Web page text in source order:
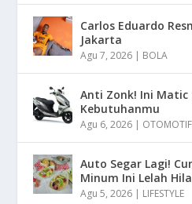
Carlos Eduardo
Jakarta
Agu 7, 2026 | BOLA
Anti Zonk! Ini Matic
Kebutuhanmu
Agu 6, 2026 | OTOMOTIF
Auto Segar Lagi!
Minum Ini Lelah
Agu 5, 2026 | LIFESTYLE